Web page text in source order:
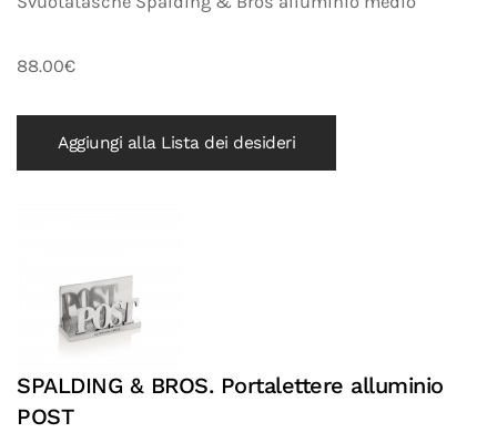
88.00€
Aggiungi alla Lista dei desideri
SPALDING & BROS. Portalettere alluminio
POST